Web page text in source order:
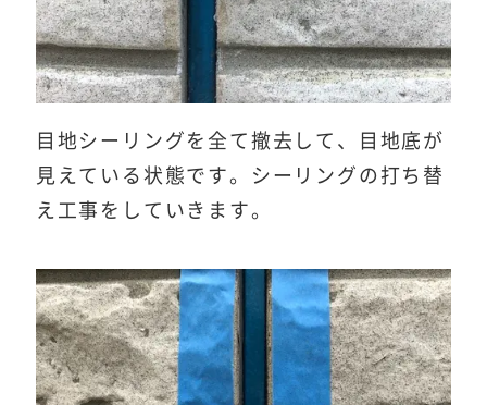
目地シーリングを全て撤去して、目地底が
見えている状態です。シーリングの打ち替
え工事をしていきます。